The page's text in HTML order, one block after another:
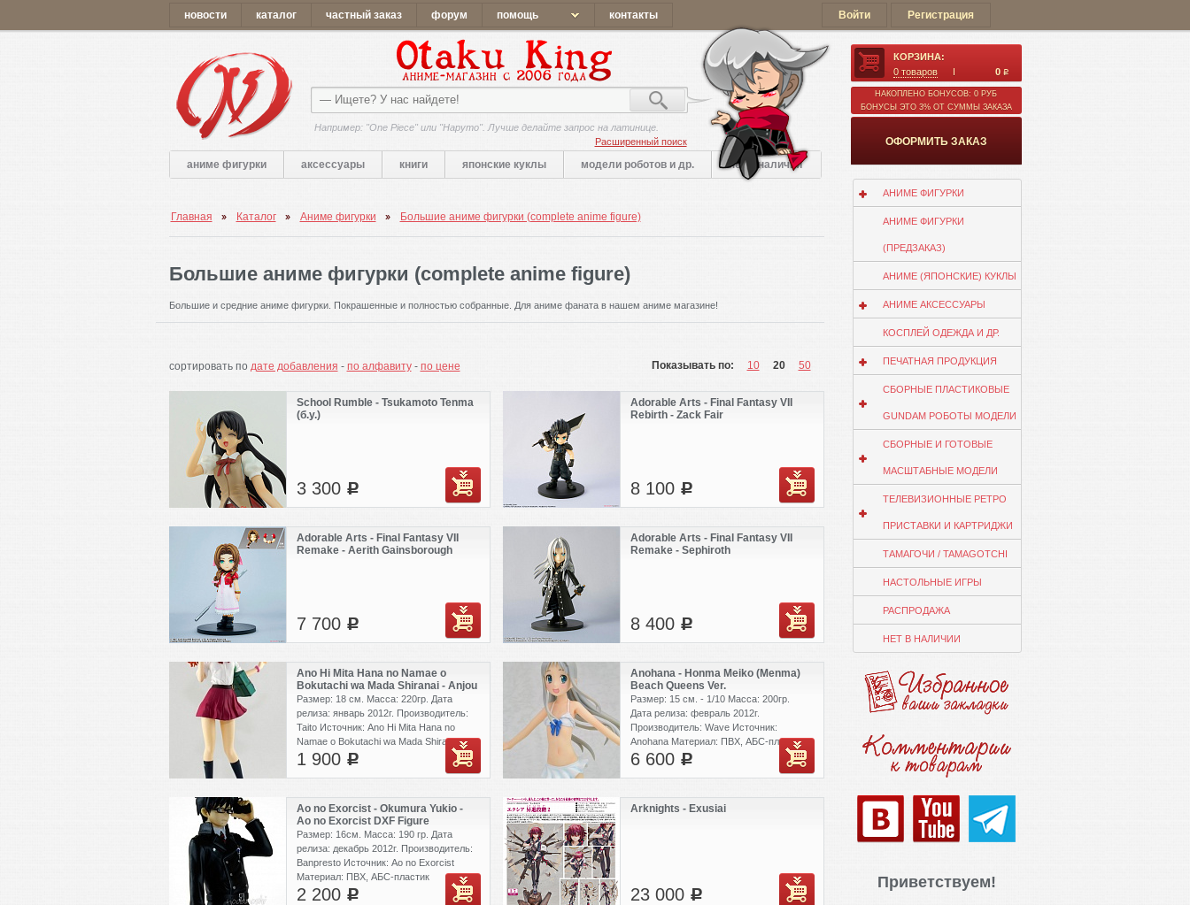
новости каталог частный заказ форум помощь контакты Войти Регистрация
Например: "One Piece" или "Наруто". Лучше делайте запрос на латинице.
Расширенный поиск
КОРЗИНА:
0товаров 0 q
НАКОПЛЕНО БОНУСОВ: 0 РУБ
БОНУСЫ ЭТО 3% ОТ СУММЫ ЗАКАЗА
ОФОРМИТЬ ЗАКАЗ
аниме фигурки
аксессуары книги японские куклы модели роботов и др. нет в наличии
Главная Каталог Аниме фигурки Большие аниме фигурки (complete anime figure)
Большие аниме фигурки (complete anime figure)
Большие и средние аниме фигурки. Покрашенные и полностью собранные. Для аниме фаната в нашем аниме магазине!
сортировать по дате добавления - по алфавиту- по цене Показывать по: 10 20 50
School Rumble - Tsukamoto Tenma
(б.у.)
3 300 c
Adorable Arts - Final Fantasy VII
Rebirth - Zack Fair
8 100 c
Adorable Arts - Final Fantasy VII
Remake - Aerith Gainsborough
7 700 c
Adorable Arts - Final Fantasy VII
Remake - Sephiroth
8 400 c
Ano Hi Mita Hana no Namae o
Bokutachi wa Mada Shiranai - Anjou
Naruko
Размер: 18 см. Масса: 220гр. Дата
релиза: январь 2012г. Производитель:
Taito Источник: Ano Hi Mita Hana no
Namae o Bokutachi wa Mada Shiranai
Материал: ПВХ, АБС-пластик
1 900 c
Anohana - Honma Meiko (Menma)
Beach Queens Ver.
Размер: 15 см. - 1/10 Масса: 200гр.
Дата релиза: февраль 2012г.
Производитель: Wave Источник:
Anohana Материал: ПВХ, АБС-пластик
6 600 c
Ao no Exorcist - Okumura Yukio -
Ao no Exorcist DXF Figure
Размер: 16см. Масса: 190 гр. Дата
релиза: декабрь 2012г. Производитель:
Banpresto Источник: Ao no Exorcist
Материал: ПВХ, АБС-пластик
2 200 c
Arknights - Exusiai
23 000 c
АНИМЕ ФИГУРКИ
АНИМЕ ФИГУРКИ
(ПРЕДЗАКАЗ)
АНИМЕ (ЯПОНСКИЕ) КУКЛЫ
АНИМЕ АКСЕССУАРЫ
КОСПЛЕЙ ОДЕЖДА И ДР.
ПЕЧАТНАЯ ПРОДУКЦИЯ
СБОРНЫЕ ПЛАСТИКОВЫЕ
GUNDAM РОБОТЫ МОДЕЛИ
СБОРНЫЕ И ГОТОВЫЕ
МАСШТАБНЫЕ МОДЕЛИ
ТЕЛЕВИЗИОННЫЕ РЕТРО
ПРИСТАВКИ И КАРТРИДЖИ
ТАМАГОЧИ / TAMAGOTCHI
НАСТОЛЬНЫЕ ИГРЫ
РАСПРОДАЖА
НЕТ В НАЛИЧИИ
Приветствуем!